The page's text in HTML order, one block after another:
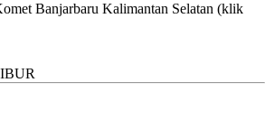
Banjarbaru Kalimantan Selatan (klik